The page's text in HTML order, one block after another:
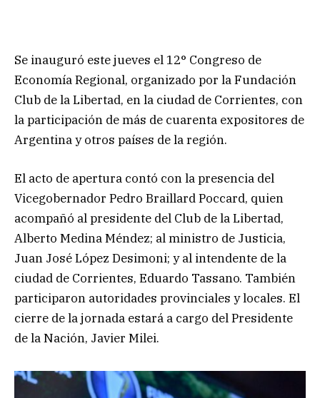
Se inauguró este jueves el 12° Congreso de
Economía Regional, organizado por la Fundación
Club de la Libertad, en la ciudad de Corrientes, con
la participación de más de cuarenta expositores de
Argentina y otros países de la región.
El acto de apertura contó con la presencia del
Vicegobernador Pedro Braillard Poccard, quien
acompañó al presidente del Club de la Libertad,
Alberto Medina Méndez; al ministro de Justicia,
Juan José López Desimoni; y al intendente de la
ciudad de Corrientes, Eduardo Tassano. También
participaron autoridades provinciales y locales. El
cierre de la jornada estará a cargo del Presidente
de la Nación, Javier Milei.